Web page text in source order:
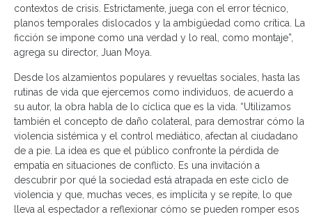
contextos de crisis. Estrictamente, juega con el error técnico,
planos temporales dislocados y la ambigüedad como crítica. La
ficción se impone como una verdad y lo real, como montaje”,
agrega su director, Juan Moya.
Desde los alzamientos populares y revueltas sociales, hasta las
rutinas de vida que ejercemos como individuos, de acuerdo a
su autor, la obra habla de lo cíclica que es la vida. “Utilizamos
también el concepto de daño colateral, para demostrar cómo la
violencia sistémica y el control mediático, afectan al ciudadano
de a pie. La idea es que el público confronte la pérdida de
empatía en situaciones de conflicto. Es una invitación a
descubrir por qué la sociedad está atrapada en este ciclo de
violencia y que, muchas veces, es implícita y se repite, lo que
lleva al espectador a reflexionar cómo se pueden romper esos